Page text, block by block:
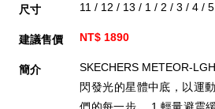
尺寸 11 / 12 / 13 / 1 / 2 / 3 / 4 /
建議售價 NT$ 1890
簡介
SKECHERS METEOR-
閃發光的星體中底，以運